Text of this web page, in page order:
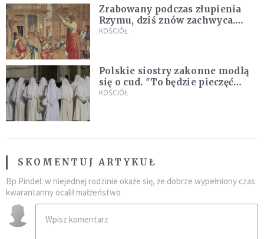
Zrabowany podczas złupienia
Rzymu, dziś znów zachwyca.
Wyjątkowy arras w Castel
KOŚCIÓŁ
Polskie siostry zakonne modlą
się o cud. "To będzie pieczęć
Pana Boga dla naszej wiary"
KOŚCIÓŁ
SKOMENTUJ ARTYKUŁ
Bp Pindel: w niejednej rodzinie okaże się, że dobrze wypełniony czas
kwarantanny ocalił małżeństwo